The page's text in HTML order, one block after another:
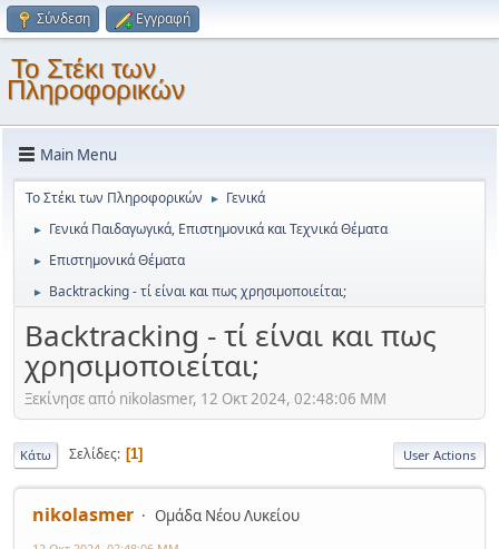
Σύνδεση Εγγραφή
Το Στέκι των
Πληροφορικών
Main Menu
Το Στέκι των Πληροφορικών ► Γενικά
► Γενικά Παιδαγωγικά, Επιστημονικά και Τεχνικά Θέματα
► Επιστημονικά Θέματα
► Backtracking - τί είναι και πως χρησιμοποιείται;
Backtracking - τί είναι και πως
χρησιμοποιείται;
Ξεκίνησε από nikolasmer, 12 Οκτ 2024, 02:48:06 ΜΜ
Κάτω Σελίδες 1 User Actions
nikolasmer Ομάδα Νέου Λυκείου